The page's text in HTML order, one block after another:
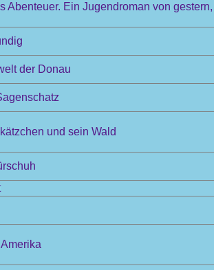
Abenteuer. Ein Jugendroman von
der Donau
und sein Wald